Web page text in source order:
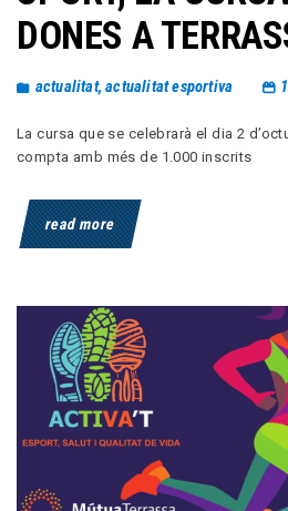
DONES A
actualitat,actualitat esportiva
La cursa que se celebrarà el dia 2
compta amb més de 1.000 inscrits
read more